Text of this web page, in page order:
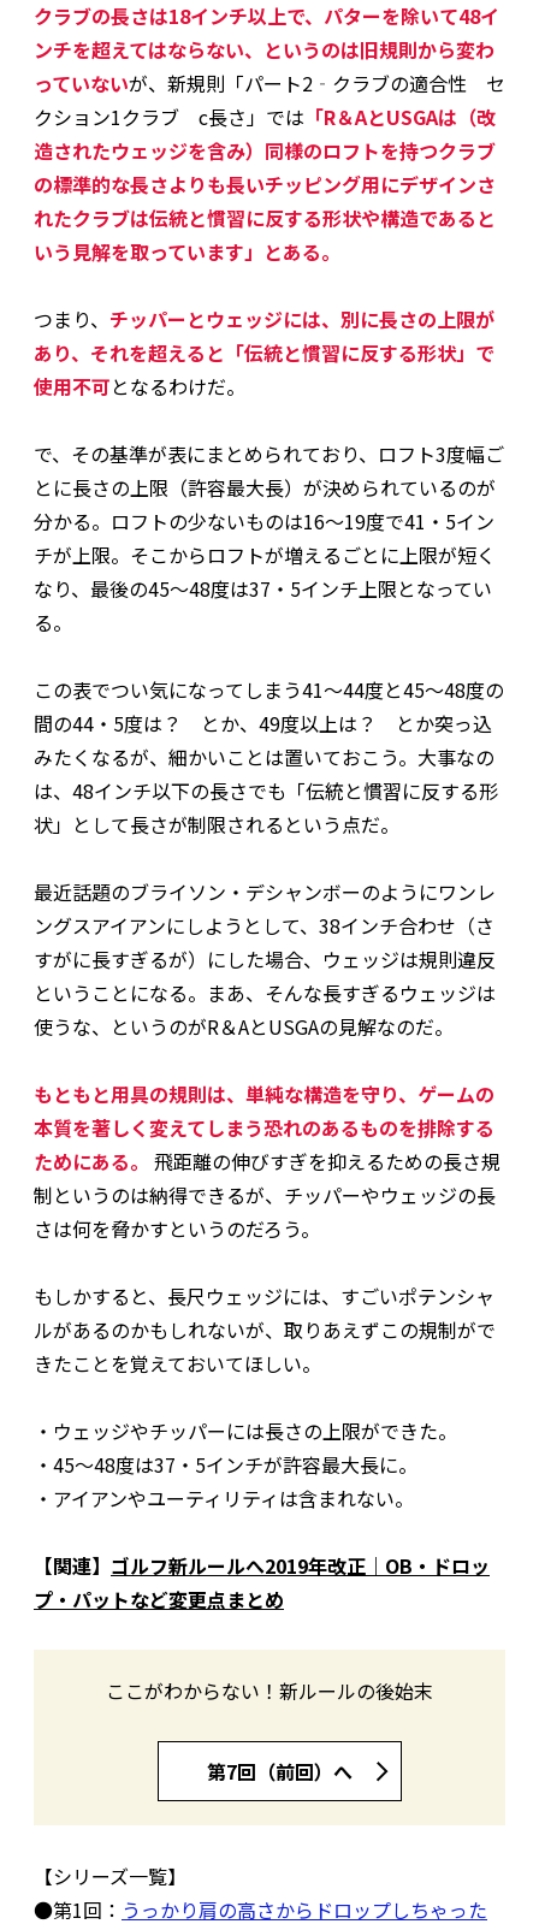
クラブの長さは18インチ以上で、パターを除いて48イ
ンチを超えてはならない、というのは旧規則から変わ
っていないが、新規則「パート2‐クラブの適合性 セ
クション1クラブ c長さ」では 「R＆AとUSGAは（改
造されたウェッジを含み）同様のロフトを持つクラブ
の標準的な長さよりも長いチッピング用にデザインさ
れたクラブは伝統と慣習に反する形状や構造であると
いう見解を取っています」とある。
つまり、 チッパーとウェッジには、別に長さの上限が
あり、それを超えると「伝統と慣習に反する形状」で
使用不可となるわけだ。
で、その基準が表にまとめられており、ロフト3度幅ご
とに長さの上限（許容最大長）が決められているのが
分かる。ロフトの少ないものは16〜19度で41・5イン
チが上限。そこからロフトが増えるごとに上限が短く
なり、最後の45〜48度は37・5インチ上限となってい
る。
この表でつい気になってしまう41〜44度と45〜48度の
間の44・5度は？ とか、49度以上は？ とか突っ込
みたくなるが、細かいことは置いておこう。大事なの
は、48インチ以下の長さでも「伝統と慣習に反する形
状」として長さが制限されるという点だ。
最近話題のブライソン・デシャンボーのようにワンレ
ングスアイアンにしようとして、38インチ合わせ（さ
すがに長すぎるが）にした場合、ウェッジは規則違反
ということになる。まあ、そんな長すぎるウェッジは
使うな、というのがR＆AとUSGAの見解なのだ。
もともと用具の規則は、単純な構造を守り、ゲームの
本質を著しく変えてしまう恐れのあるものを排除する
ためにある。 飛距離の伸びすぎを抑えるための長さ規
制というのは納得できるが、チッパーやウェッジの長
さは何を脅かすというのだろう。
もしかすると、長尺ウェッジには、すごいポテンシャ
ルがあるのかもしれないが、取りあえずこの規制がで
きたことを覚えておいてほしい。
・ウェッジやチッパーには長さの上限ができた。
・45〜48度は37・5インチが許容最大長に。
・アイアンやユーティリティは含まれない。
【関連】 ゴルフ新ルールへ2019年改正｜OB・ドロッ
プ・パットなど変更点まとめ
ここがわからない！新ルールの後始末
第7回（前回）へ
【シリーズ一覧】
●第1回： うっかり肩の高さからドロップしちゃった